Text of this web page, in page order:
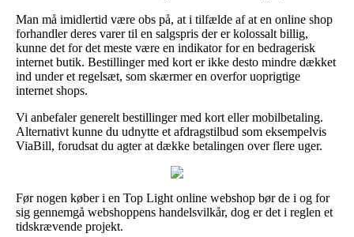
Man må imidlertid være obs på, at i tilfælde af at en online shop
forhandler deres varer til en salgspris der er kolossalt billig,
kunne det for det meste være en indikator for en bedragerisk
internet butik. Bestillinger med kort er ikke desto mindre dækket
ind under et regelsæt, som skærmer en overfor uoprigtige
internet shops.
Vi anbefaler generelt bestillinger med kort eller mobilbetaling.
Alternativt kunne du udnytte et afdragstilbud som eksempelvis
ViaBill, forudsat du agter at dække betalingen over flere uger.
Før nogen køber i en Top Light online webshop bør de i og for
sig gennemgå webshoppens handelsvilkår, dog er det i reglen et
tidskrævende projekt.